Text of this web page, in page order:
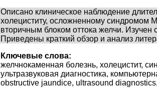
Описано клиническое наблюдение
холециститу, осложненному синдромом
вторичным блоком оттока желчи.
Приведены краткий обзор и анализ
Ключевые слова:
желчнокаменная болезнь, холецистит,
ультразвуковая диагностика,
obstructive jaundice, ultrasound